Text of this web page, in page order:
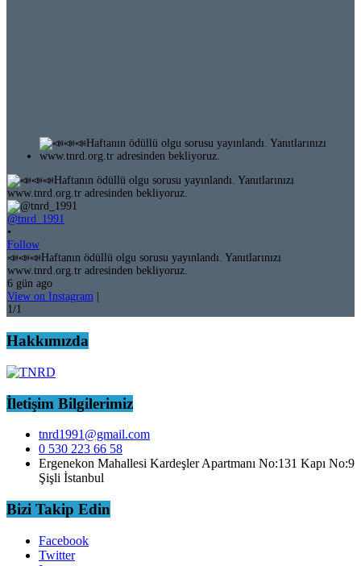
@tnrd_1991
•
Follow
📣📣📣Haftanın ödüllü olgu sorusu yayınlandı. Yanıtlarınızı
www.tnrd.org.tr adresinden bekliyoruz.
6 gün ago
View on Instagram
1/1
Hakkımızda
İletişim Bilgilerimiz
tnrd1991@gmail.com
0 530 223 66 58
Ergenekon Mahallesi Kardeşler Apartmanı No:131 Kapı No:9
Şişli İstanbul
Bizi Takip Edin
Facebook
Twitter